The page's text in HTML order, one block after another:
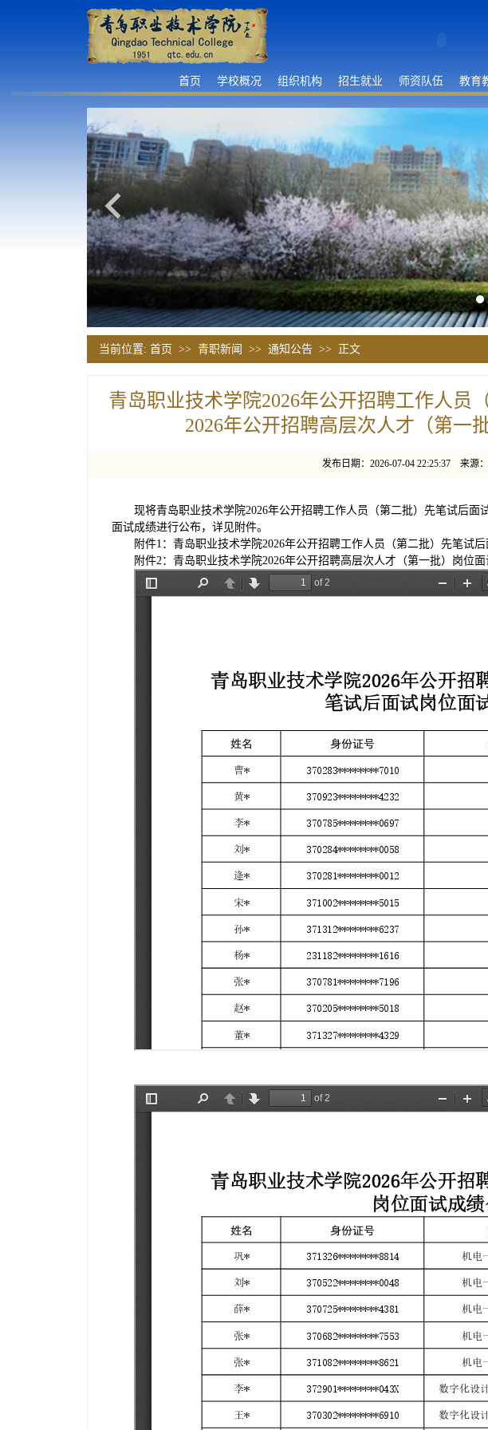
首页 学校概况 组织机构 招生就业 师资队伍 教育
当前位置: 首页 >> 青职新闻 >> 通知公告>> 正文
青岛职业技术学院2026年公开招聘工作人员
2026年公开招聘高层次人才（第一
发布日期：2026-07-04 22:25:37 来源
现将青岛职业技术学院2026年公开招聘工作人员（第二批）先笔试后面
面试成绩进行公布，详见附件。
附件1：青岛职业技术学院2026年公开招聘工作人员（第二批）先笔试
附件2：青岛职业技术学院2026年公开招聘高层次人才（第一批）岗位